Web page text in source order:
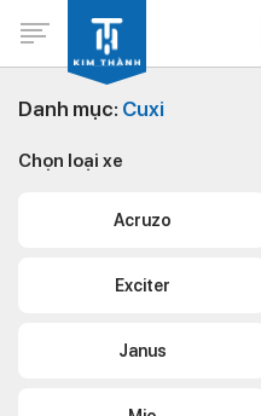
Danh mục: Cuxi
Chọn loại xe
Acruzo
Exciter
Janus